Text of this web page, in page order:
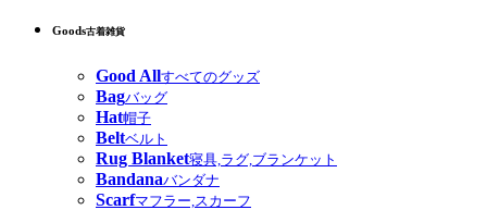
Goods古着雑貨
Good Allすべてのグッズ
Bagバッグ
Hat帽子
Beltベルト
Rug Blanket寝具,ラグ,ブランケット
Bandanaバンダナ
Scarfマフラー,スカーフ